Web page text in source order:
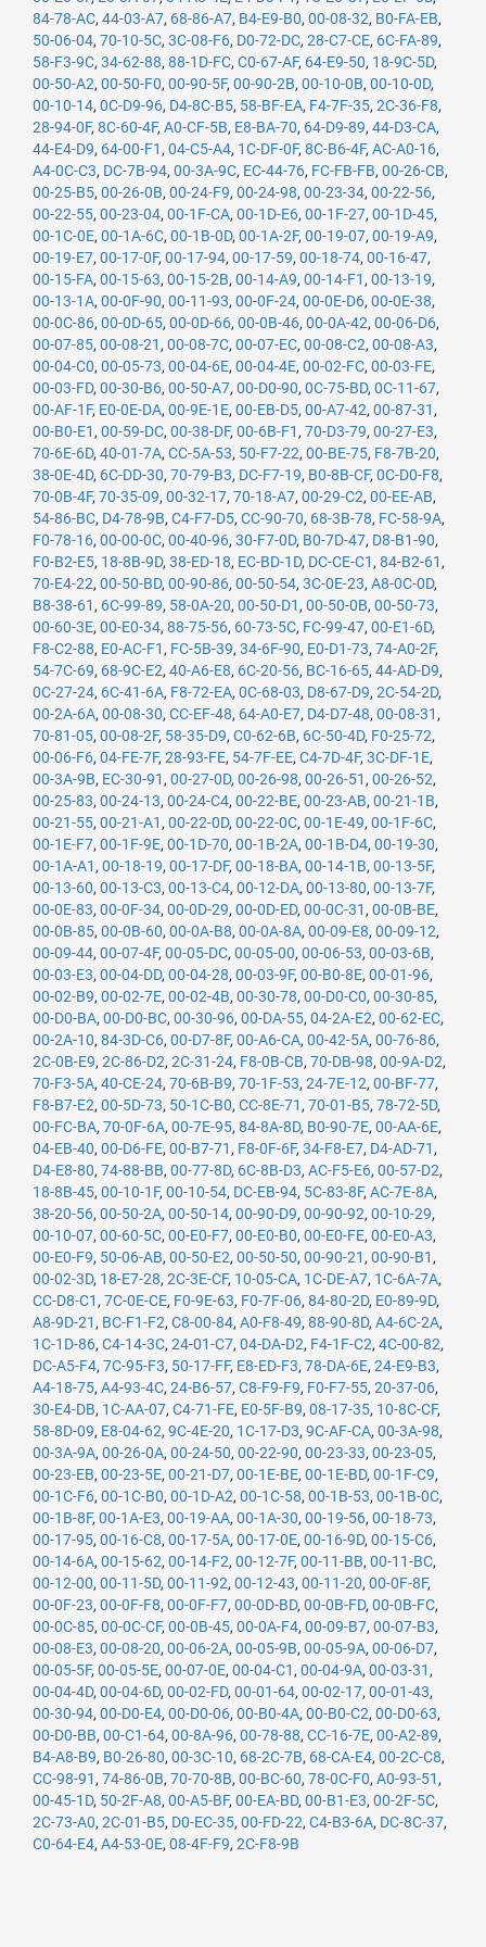
84-78-AC, 44-03-A7, 68-86-A7, B4-E9-B0, 00-08-32, B0-FA-EB,
50-06-04, 70-10-5C, 3C-08-F6, D0-72-DC, 28-C7-CE, 6C-FA-89,
58-F3-9C, 34-62-88, 88-1D-FC, C0-67-AF, 64-E9-50, 18-9C-5D,
00-50-A2, 00-50-F0, 00-90-5F, 00-90-2B, 00-10-0B, 00-10-0D,
00-10-14, 0C-D9-96, D4-8C-B5, 58-BF-EA, F4-7F-35, 2C-36-F8,
28-94-0F, 8C-60-4F, A0-CF-5B, E8-BA-70, 64-D9-89, 44-D3-CA,
44-E4-D9, 64-00-F1 , 04-C5-A4, 1C-DF-0F, 8C-B6-4F, AC-A0-16,
A4-0C-C3, DC-7B-94, 00-3A-9C, EC-44-76, FC-FB-FB, 00-26-CB,
00-25-B5, 00-26-0B, 00-24-F9, 00-24-98, 00-23-34, 00-22-56,
00-22-55, 00-23-04, 00-1F-CA, 00-1D-E6, 00-1F-27, 00-1D-45,
00-1C-0E, 00-1A-6C, 00-1B-0D, 00-1A-2F, 00-19-07, 00-19-A9,
00-19-E7, 00-17-0F, 00-17-94, 00-17-59, 00-18-74, 00-16-47,
00-15-FA, 00-15-63, 00-15-2B, 00-14-A9, 00-14-F1 , 00-13-19,
00-13-1A, 00-0F-90, 00-11-93, 00-0F-24, 00-0E-D6, 00-0E-38,
00-0C-86, 00-0D-65, 00-0D-66, 00-0B-46, 00-0A-42, 00-06-D6,
00-07-85, 00-08-21 , 00-08-7C, 00-07-EC, 00-08-C2, 00-08-A3,
00-04-C0, 00-05-73, 00-04-6E, 00-04-4E, 00-02-FC, 00-03-FE,
00-03-FD, 00-30-B6, 00-50-A7, 00-D0-90, 0C-75-BD, 0C-11-67,
00-AF-1F, E0-0E-DA, 00-9E-1E, 00-EB-D5, 00-A7-42, 00-87-31 ,
00-B0-E1 , 00-59-DC, 00-38-DF, 00-6B-F1 , 70-D3-79, 00-27-E3,
70-6E-6D, 40-01-7A, CC-5A-53, 50-F7-22, 00-BE-75, F8-7B-20,
38-0E-4D, 6C-DD-30, 70-79-B3, DC-F7-19, B0-8B-CF, 0C-D0-F8,
70-0B-4F, 70-35-09, 00-32-17, 70-18-A7, 00-29-C2, 00-EE-AB,
54-86-BC, D4-78-9B, C4-F7-D5, CC-90-70, 68-3B-78, FC-58-9A,
F0-78-16, 00-00-0C, 00-40-96, 30-F7-0D, B0-7D-47, D8-B1-90,
F0-B2-E5, 18-8B-9D, 38-ED-18, EC-BD-1D, DC-CE-C1 , 84-B2-61 ,
70-E4-22, 00-50-BD, 00-90-86, 00-50-54, 3C-0E-23, A8-0C-0D,
B8-38-61 , 6C-99-89, 58-0A-20, 00-50-D1 , 00-50-0B, 00-50-73,
00-60-3E, 00-E0-34, 88-75-56, 60-73-5C, FC-99-47, 00-E1-6D,
F8-C2-88, E0-AC-F1 , FC-5B-39, 34-6F-90, E0-D1-73, 74-A0-2F,
54-7C-69, 68-9C-E2, 40-A6-E8, 6C-20-56, BC-16-65, 44-AD-D9,
0C-27-24, 6C-41-6A, F8-72-EA, 0C-68-03, D8-67-D9, 2C-54-2D,
00-2A-6A, 00-08-30, CC-EF-48, 64-A0-E7, D4-D7-48, 00-08-31 ,
70-81-05, 00-08-2F, 58-35-D9, C0-62-6B, 6C-50-4D, F0-25-72,
00-06-F6, 04-FE-7F, 28-93-FE, 54-7F-EE, C4-7D-4F, 3C-DF-1E,
00-3A-9B, EC-30-91 , 00-27-0D, 00-26-98, 00-26-51 , 00-26-52,
00-25-83, 00-24-13, 00-24-C4, 00-22-BE, 00-23-AB, 00-21-1B,
00-21-55, 00-21-A1 , 00-22-0D, 00-22-0C, 00-1E-49, 00-1F-6C,
00-1E-F7, 00-1F-9E, 00-1D-70, 00-1B-2A, 00-1B-D4, 00-19-30,
00-1A-A1 , 00-18-19, 00-17-DF, 00-18-BA, 00-14-1B, 00-13-5F,
00-13-60, 00-13-C3, 00-13-C4, 00-12-DA, 00-13-80, 00-13-7F,
00-0E-83, 00-0F-34, 00-0D-29, 00-0D-ED, 00-0C-31 , 00-0B-BE,
00-0B-85, 00-0B-60, 00-0A-B8, 00-0A-8A, 00-09-E8, 00-09-12,
00-09-44, 00-07-4F, 00-05-DC, 00-05-00, 00-06-53, 00-03-6B,
00-03-E3, 00-04-DD, 00-04-28, 00-03-9F, 00-B0-8E, 00-01-96,
00-02-B9, 00-02-7E, 00-02-4B, 00-30-78, 00-D0-C0, 00-30-85,
00-D0-BA, 00-D0-BC, 00-30-96, 00-DA-55, 04-2A-E2, 00-62-EC,
00-2A-10, 84-3D-C6, 00-D7-8F, 00-A6-CA, 00-42-5A, 00-76-86,
2C-0B-E9, 2C-86-D2, 2C-31-24, F8-0B-CB, 70-DB-98, 00-9A-D2,
70-F3-5A, 40-CE-24, 70-6B-B9, 70-1F-53, 24-7E-12, 00-BF-77,
F8-B7-E2, 00-5D-73, 50-1C-B0, CC-8E-71 , 70-01-B5, 78-72-5D,
00-FC-BA, 70-0F-6A, 00-7E-95, 84-8A-8D, B0-90-7E, 00-AA-6E,
04-EB-40, 00-D6-FE, 00-B7-71 , F8-0F-6F, 34-F8-E7, D4-AD-71 ,
D4-E8-80, 74-88-BB, 00-77-8D, 6C-8B-D3, AC-F5-E6, 00-57-D2,
18-8B-45, 00-10-1F, 00-10-54, DC-EB-94, 5C-83-8F, AC-7E-8A,
38-20-56, 00-50-2A, 00-50-14, 00-90-D9, 00-90-92, 00-10-29,
00-10-07, 00-60-5C, 00-E0-F7, 00-E0-B0, 00-E0-FE, 00-E0-A3,
00-E0-F9, 50-06-AB, 00-50-E2, 00-50-50, 00-90-21 , 00-90-B1 ,
00-02-3D, 18-E7-28, 2C-3E-CF, 10-05-CA, 1C-DE-A7, 1C-6A-7A,
CC-D8-C1 , 7C-0E-CE, F0-9E-63, F0-7F-06, 84-80-2D, E0-89-9D,
A8-9D-21 , BC-F1-F2, C8-00-84, A0-F8-49, 88-90-8D, A4-6C-2A,
1C-1D-86, C4-14-3C, 24-01-C7, 04-DA-D2, F4-1F-C2, 4C-00-82,
DC-A5-F4, 7C-95-F3, 50-17-FF, E8-ED-F3, 78-DA-6E, 24-E9-B3,
A4-18-75, A4-93-4C, 24-B6-57, C8-F9-F9, F0-F7-55, 20-37-06,
30-E4-DB, 1C-AA-07, C4-71-FE, E0-5F-B9, 08-17-35, 10-8C-CF,
58-8D-09, E8-04-62, 9C-4E-20, 1C-17-D3, 9C-AF-CA, 00-3A-98,
00-3A-9A, 00-26-0A, 00-24-50, 00-22-90, 00-23-33, 00-23-05,
00-23-EB, 00-23-5E, 00-21-D7, 00-1E-BE, 00-1E-BD, 00-1F-C9,
00-1C-F6, 00-1C-B0, 00-1D-A2, 00-1C-58, 00-1B-53, 00-1B-0C,
00-1B-8F, 00-1A-E3, 00-19-AA, 00-1A-30, 00-19-56, 00-18-73,
00-17-95, 00-16-C8, 00-17-5A, 00-17-0E, 00-16-9D, 00-15-C6,
00-14-6A, 00-15-62, 00-14-F2, 00-12-7F, 00-11-BB, 00-11-BC,
00-12-00, 00-11-5D, 00-11-92, 00-12-43, 00-11-20, 00-0F-8F,
00-0F-23, 00-0F-F8, 00-0F-F7, 00-0D-BD, 00-0B-FD, 00-0B-FC,
00-0C-85, 00-0C-CF, 00-0B-45, 00-0A-F4, 00-09-B7, 00-07-B3,
00-08-E3, 00-08-20, 00-06-2A, 00-05-9B, 00-05-9A, 00-06-D7,
00-05-5F, 00-05-5E, 00-07-0E, 00-04-C1 , 00-04-9A, 00-03-31 ,
00-04-4D, 00-04-6D, 00-02-FD, 00-01-64, 00-02-17, 00-01-43,
00-30-94, 00-D0-E4, 00-D0-06, 00-B0-4A, 00-B0-C2, 00-D0-63,
00-D0-BB, 00-C1-64, 00-8A-96, 00-78-88, CC-16-7E, 00-A2-89,
B4-A8-B9, B0-26-80, 00-3C-10, 68-2C-7B, 68-CA-E4, 00-2C-C8,
CC-98-91 , 74-86-0B, 70-70-8B, 00-BC-60, 78-0C-F0, A0-93-51 ,
00-45-1D, 50-2F-A8, 00-A5-BF, 00-EA-BD, 00-B1-E3, 00-2F-5C,
2C-73-A0, 2C-01-B5, D0-EC-35, 00-FD-22, C4-B3-6A, DC-8C-37,
C0-64-E4, A4-53-0E, 08-4F-F9, 2C-F8-9B